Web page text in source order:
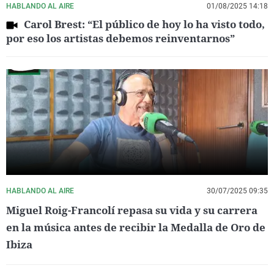
HABLANDO AL AIRE 01/08/2025 14:18
Carol Brest: “El público de hoy lo ha visto todo,
por eso los artistas debemos reinventarnos”
HABLANDO AL AIRE 30/07/2025 09:35
Miguel Roig-Francolí repasa su vida y su carrera
en la música antes de recibir la Medalla de Oro de
Ibiza